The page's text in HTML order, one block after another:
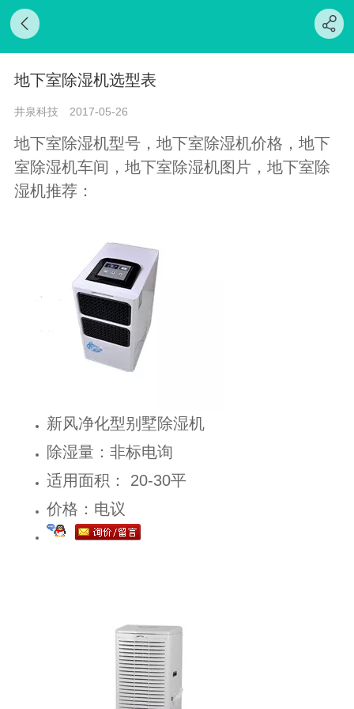
地下室除湿机选型表
井泉科技 2017-05-26
地下室除湿机型号，地下室除湿机价格，地下
室除湿机车间，地下室除湿机图片，地下室除
湿机推荐：
新风净化型别墅除湿机
除湿量：非标电询
适用面积： 20-30平
价格：电议